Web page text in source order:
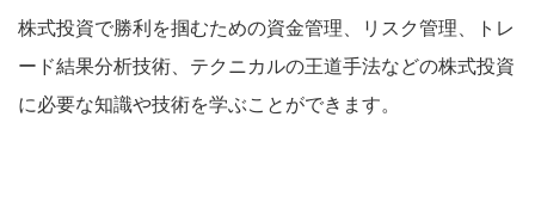
株式投資で勝利を掴むための資金管理、リスク管理、トレ
ード結果分析技術、テクニカルの王道手法などの株式投資
に必要な知識や技術を学ぶことができます。